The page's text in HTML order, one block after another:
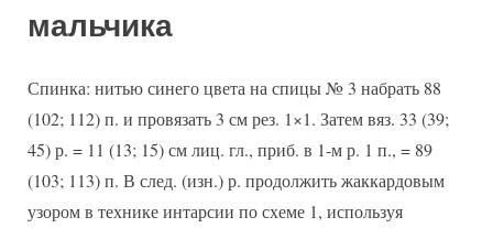
мальчика
Спинка: нитью синего цвета на спицы № 3 набрать 88
(102; 112) п. и провязать 3 см рез. 1×1. Затем вяз. 33 (39;
45) р. = 11 (13; 15) см лиц. гл., приб. в 1-м р. 1 п., = 89
(103; 113) п. В след. (изн.) р. продолжить жаккардовым
узором в технике интарсии по схеме 1, используя